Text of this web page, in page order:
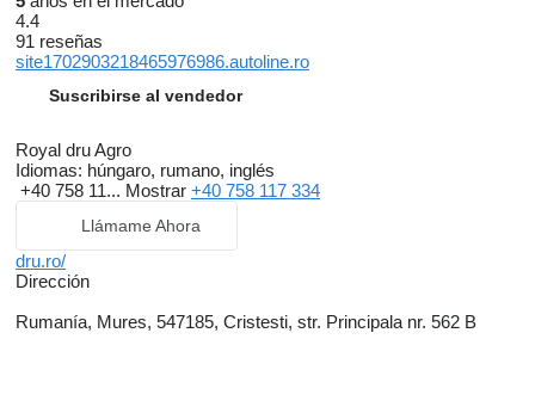
4.4
91 reseñas
site1702903218465976986.autoline.ro
Suscribirse al vendedor
Royal dru Agro
Idiomas: húngaro, rumano, inglés
+40 758 11... Mostrar +40 758 117 334
Llámame Ahora
dru.ro/
Dirección
Rumanía, Mures, 547185, Cristesti, str. Principala nr. 562 B